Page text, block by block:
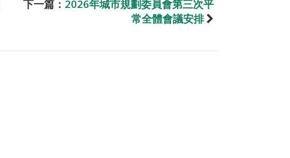
下一篇： 2026年城市規劃委員會第三次平
常全體會議安排